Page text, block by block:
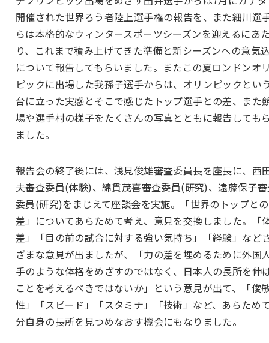
開催された世界ろう者陸上選手権の報告を、また細川選
らは本格的なウィンタースポーツシーズンを迎えるにあ
り、これまで積み上げてきた準備と新シーズンへの意気
について報告してもらいました。またこの夏ロンドンオ
ピックに出場した我孫子選手からは、オリンピックとい
台に立った実感とそこで感じたトップ選手との差、また
場や選手村の様子をたくさんの写真とともに報告しても
ました。
報告会の終了後には、浅見俊雄審査委員長を座長に、西
夫審査委員(体験)、綿貫茂喜審査委員(研究)、遠藤保子
委員(研究)をまじえて座談会を実施。「世界のトップとの
差」についてあらためて考え、意見を交換しました。「
差」「目の前の試合に対する強い気持ち」「経験」など
ざまな意見が出ましたが、「力の差を埋めるために外国
手のような体格をめざすのではなく、日本人の長所を伸
ことを考えるべきではないか」という意見が出て、「俊
性」「スピード」「スタミナ」「技術」など、あらため
分自身の長所を見つめなおす機会にもなりました。